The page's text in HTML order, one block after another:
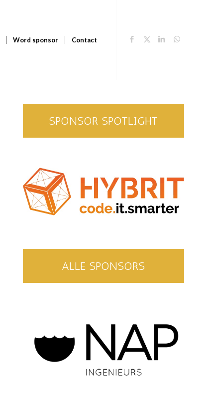
Word sponsor Contact
SPONSOR SPOTLIGHT
ALLE SPONSORS